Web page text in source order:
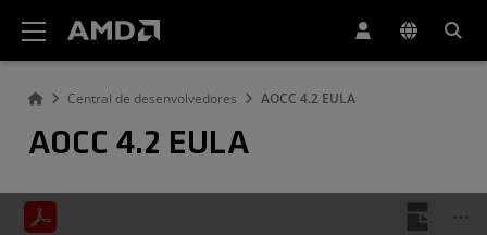
Central de desenvolvedores AOCC 4.2 EULA
AOCC 4.2 EULA